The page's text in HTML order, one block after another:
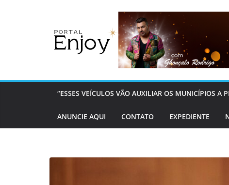
“ESSES VEÍCULOS VÃO AUXILIAR OS MUNICÍPIOS
ANUNCIE AQUI CONTATO EXPEDIENTE